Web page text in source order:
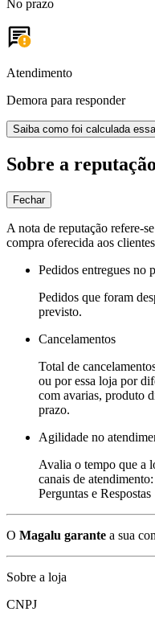
No prazo
Atendimento
Demora para responder
Saiba como foi calculada
Sobre a
Fechar
A nota de reputação refere-
compra oferecida aos
Pedidos entregues no
Pedidos que foram
previsto.
Cancelamentos
Total de
ou por essa loja por
com avarias, produto
prazo.
Agilidade no
Avalia o tempo que a
canais de
Perguntas e Respostas
O Magalu garante a sua
Sobre a loja
CNPJ